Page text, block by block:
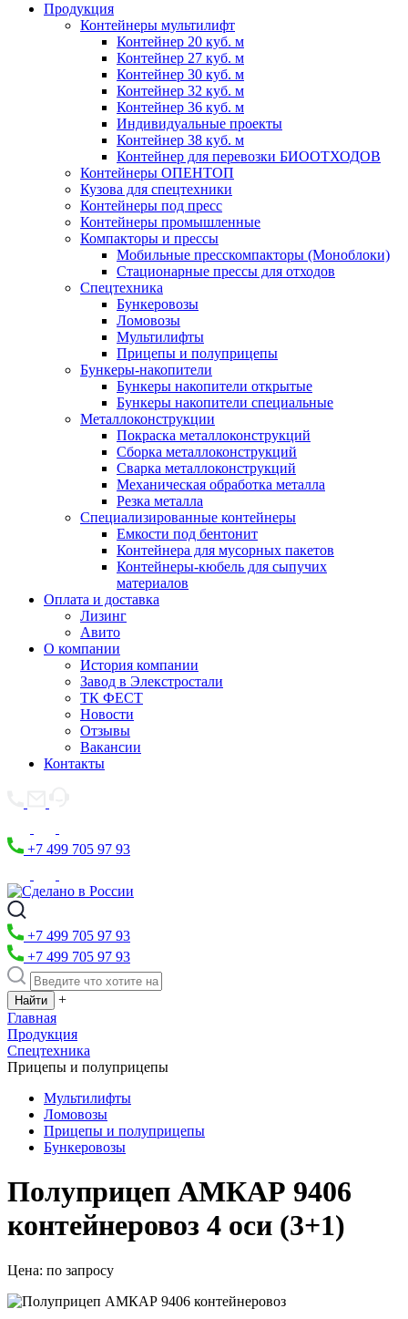
Продукция
Контейнеры мультилифт
Контейнер 20 куб. м
Контейнер 27 куб. м
Контейнер 30 куб. м
Контейнер 32 куб. м
Контейнер 36 куб. м
Индивидуальные проекты
Контейнер 38 куб. м
Контейнер для перевозки БИООТХОДОВ
Контейнеры ОПЕНТОП
Кузова для спецтехники
Контейнеры под пресс
Контейнеры промышленные
Компакторы и прессы
Мобильные пресскомпакторы (Моноблоки)
Стационарные прессы для отходов
Спецтехника
Бункеровозы
Ломовозы
Мультилифты
Прицепы и полуприцепы
Бункеры-накопители
Бункеры накопители открытые
Бункеры накопители специальные
Металлоконструкции
Покраска металлоконструкций
Сборка металлоконструкций
Сварка металлоконструкций
Механическая обработка металла
Резка металла
Специализированные контейнеры
Емкости под бентонит
Контейнера для мусорных пакетов
Контейнеры-кюбель для сыпучих
материалов
Оплата и доставка
Лизинг
Авито
О компании
История компании
Завод в Элекстростали
ТК ФЕСТ
Новости
Отзывы
Вакансии
Контакты
+7 499 705 97 93
+7 499 705 97 93
+7 499 705 97 93
+
Главная
Продукция
Спецтехника
Прицепы и полуприцепы
Мультилифты
Ломовозы
Прицепы и полуприцепы
Бункеровозы
Полуприцеп АМКАР 9406
контейнеровоз 4 оси (3+1)
Цена: по запросу